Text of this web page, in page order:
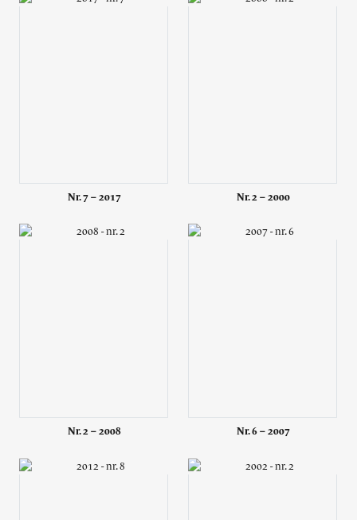
Nr. 7 – 2017 Nr. 2 – 2000
Nr. 2 – 2008 Nr. 6 – 2007